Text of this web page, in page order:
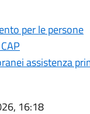
per le persone
assistenza
16:18